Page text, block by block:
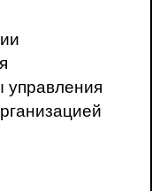
управления